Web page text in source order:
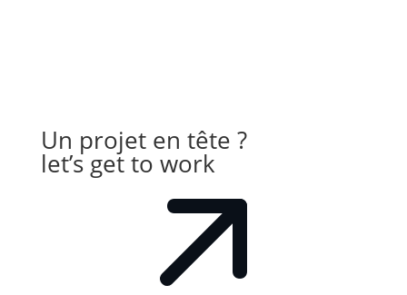
Un projet en tête ?
let’s get to work